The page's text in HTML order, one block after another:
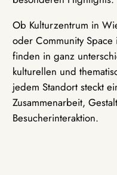
Ob Kulturzentrum in
oder Community
finden in ganz
kulturellen und
jedem Standort steckt
Zusammenarbeit,
Besucherinteraktion.